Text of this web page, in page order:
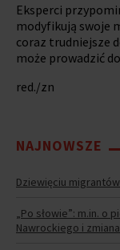
Eksperci
modyfikują swoje
coraz trudniejsze
może prowadzić
red./zn
NAJNOWSZE
Dziewięciu
„Po słowie”: m.in.
Nawrockiego i